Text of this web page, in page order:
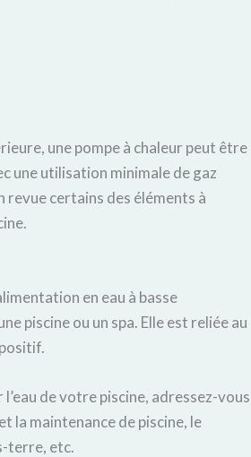
une pompe à chaleur peut être
une utilisation minimale de gaz
revue certains des éléments à
en eau à basse
piscine ou un spa. Elle est reliée au
de votre piscine, adressez-vous
la maintenance de piscine, le
terre, etc.